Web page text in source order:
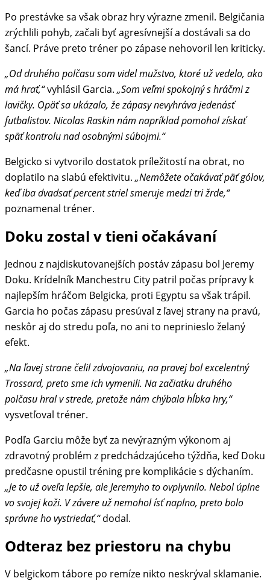
Po prestávke sa však obraz hry výrazne zmenil. Belgičania
zrýchlili pohyb, začali byť agresívnejší a dostávali sa do
šancí. Práve preto tréner po zápase nehovoril len kriticky.
„Od druhého polčasu som videl mužstvo, ktoré už vedelo, ako
má hrať,“vyhlásil Garcia. „Som veľmi spokojný s hráčmi z
lavičky. Opäť sa ukázalo, že zápasy nevyhráva jedenásť
futbalistov. Nicolas Raskin nám napríklad pomohol získať
späť kontrolu nad osobnými súbojmi.“
Belgicko si vytvorilo dostatok príležitostí na obrat, no
doplatilo na slabú efektivitu. „Nemôžete očakávať päť gólov,
keď iba dvadsať percent striel smeruje medzi tri žrde,“
poznamenal tréner.
Doku zostal v tieni očakávaní
Jednou z najdiskutovanejších postáv zápasu bol Jeremy
Doku. Krídelník Manchestru City patril počas prípravy k
najlepším hráčom Belgicka, proti Egyptu sa však trápil.
Garcia ho počas zápasu presúval z ľavej strany na pravú,
neskôr aj do stredu poľa, no ani to neprinieslo želaný
efekt.
„Na ľavej strane čelil zdvojovaniu, na pravej bol excelentný
Trossard, preto sme ich vymenili. Na začiatku druhého
polčasu hral v strede, pretože nám chýbala hĺbka hry,“
vysvetľoval tréner.
Podľa Garciu môže byť za nevýrazným výkonom aj
zdravotný problém z predchádzajúceho týždňa, keď Doku
predčasne opustil tréning pre komplikácie s dýchaním.
„Je to už oveľa lepšie, ale Jeremyho to ovplyvnilo. Nebol úplne
vo svojej koži. V závere už nemohol ísť naplno, preto bolo
správne ho vystriedať,“dodal.
Odteraz bez priestoru na chybu
V belgickom tábore po remíze nikto neskrýval sklamanie.